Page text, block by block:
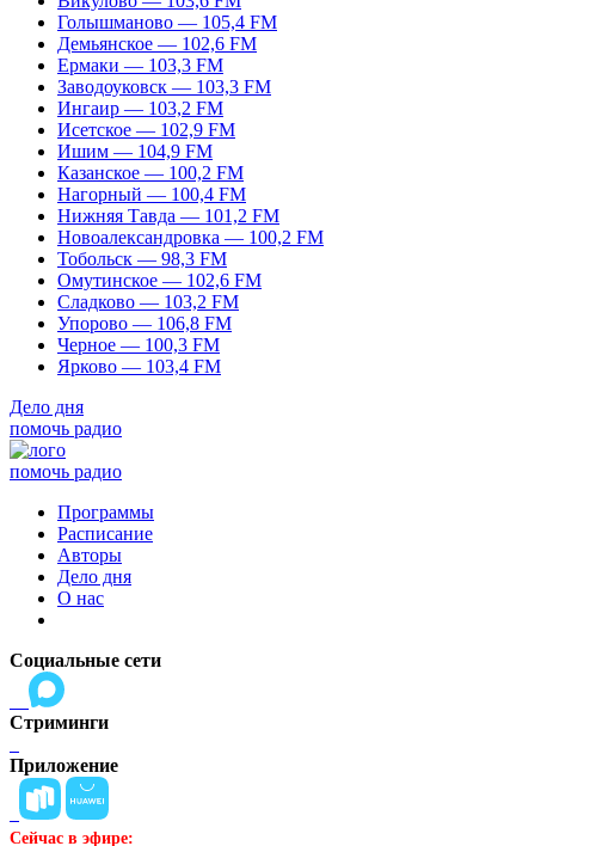
Голышманово — 105,4 FM
Демьянское — 102,6 FM
Ермаки — 103,3 FM
Заводоуковск — 103,3 FM
Ингаир — 103,2 FM
Исетское — 102,9 FM
Ишим — 104,9 FM
Казанское — 100,2 FM
Нагорный — 100,4 FM
Нижняя Тавда — 101,2 FM
Новоалександровка — 100,2 FM
Тобольск — 98,3 FM
Омутинское — 102,6 FM
Сладково — 103,2 FM
Упорово — 106,8 FM
Черное — 100,3 FM
Ярково — 103,4 FM
Дело дня
помочь радио
помочь радио
Программы
Расписание
Авторы
Дело дня
О нас
Социальные сети
Стриминги
Приложение
Сейчас в эфире: